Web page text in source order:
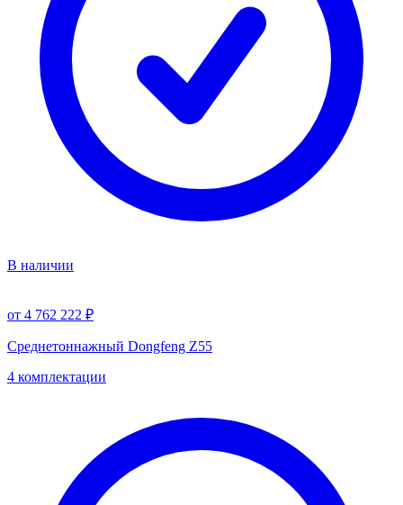
В наличии
от 4 762 222 ₽
Среднетоннажный Dongfeng Z55
4 комплектации